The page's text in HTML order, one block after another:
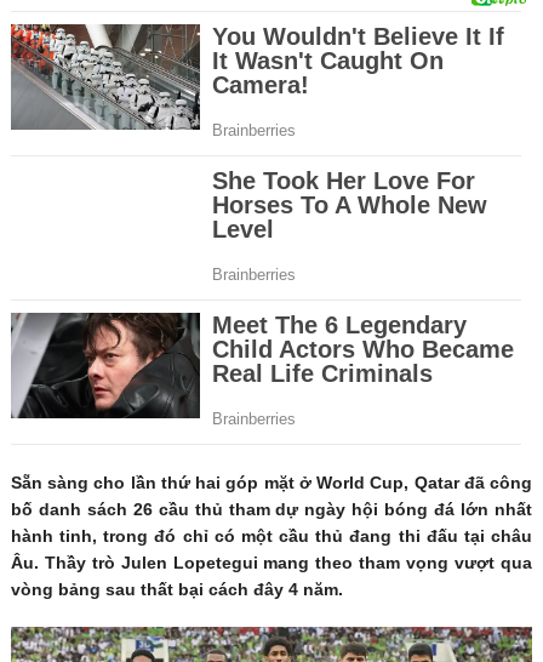
Sẵn sàng cho lần thứ hai góp mặt ở World Cup, Qatar đã công
bố danh sách 26 cầu thủ tham dự ngày hội bóng đá lớn nhất
hành tinh, trong đó chỉ có một cầu thủ đang thi đấu tại châu
Âu. Thầy trò Julen Lopetegui mang theo tham vọng vượt qua
vòng bảng sau thất bại cách đây 4 năm.